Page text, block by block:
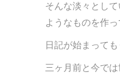
そんな淡々とし
ようなものを作っ
日記が始まっても
三ヶ月前と今では